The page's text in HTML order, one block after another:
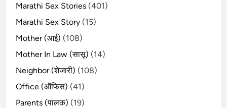
Marathi Sex Stories (401)
Marathi Sex Story (15)
Mother (आई) (108)
Mother In Law (सासू) (14)
Neighbor (शेजारी) (108)
Office (ऑफिस) (41)
Parents (पालक) (19)